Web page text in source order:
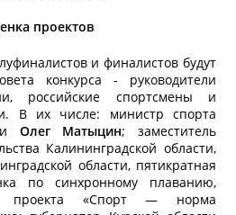
проектов
и финалистов будут
конкурса - руководители
российские спортсмены и
В их числе: министр спорта
Олег Матыцин; заместитель
Калининградской области,
области, пятикратная
по синхронному плаванию,
проекта «Спорт — норма